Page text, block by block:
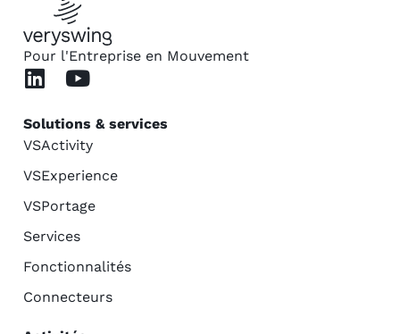
Pour l'Entreprise en Mouvement
Solutions & services
VSActivity
VSExperience
VSPortage
Services
Fonctionnalités
Connecteurs